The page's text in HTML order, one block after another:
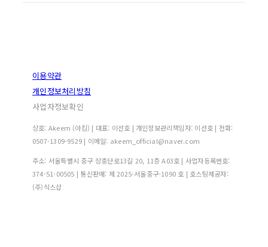
이용약관
개인정보처리방침
사업자정보확인
상호: Akeem (아킴) | 대표: 이선호 | 개인정보관리책임자: 이선호 | 전화:
0507-1309-9529 | 이메일: akeem_official@naver.com
주소: 서울특별시 중구 장충단로13길 20, 11층 A03호 | 사업자등록번호:
374-51-00505 | 통신판매: 제 2025-서울중구-1090 호 | 호스팅제공자:
(주)식스샵